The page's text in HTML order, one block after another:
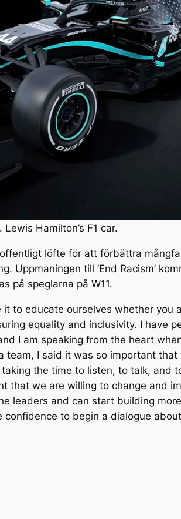
Hamilton’s F1 car.
löfte för att förbättra
Uppmaningen till ’End Racism’
på speglarna på W11.
to educate ourselves whether
equality and inclusivity. I have
I am speaking from the heart
team, I said it was so important
the time to listen, to talk, and
that we are willing to change and
leaders and can start building
to begin a dialogue